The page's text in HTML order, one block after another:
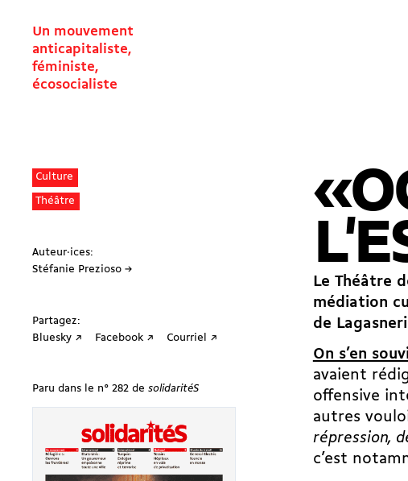
Un mouvement
anticapitaliste,
féministe,
écosocialiste
Culture
Théâtre
Auteur·ices:
Stéfanie Prezioso →
Partagez:
Bluesky ↗
Facebook ↗ Courriel ↗
Paru dans le n° 282 de solidaritéS
Le Théâtre
médiation
de
On s’en
avaient
offensive
autres
répression,
c’est